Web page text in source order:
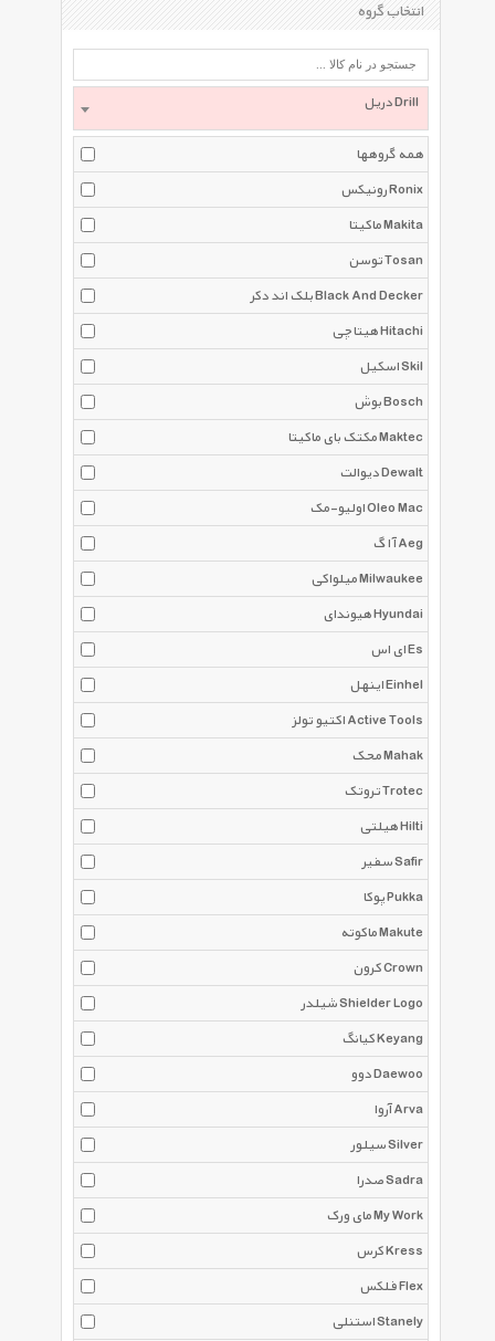
انتخاب گروه
دریل Drill
همه گروهها
رونیکس Ronix
ماکیتا Makita
توسن Tosan
بلک اند دکر Black And Decker
هیتاچی Hitachi
اسکیل Skil
بوش Bosch
مکتک بای ماکیتا Maktec
دیوالت Dewalt
اولیو-مک Oleo Mac
آ ا گ Aeg
میلواکی Milwaukee
هیوندای Hyundai
ای اس Es
اینهل Einhel
اکتیو تولز Active Tools
محک Mahak
تروتک Trotec
هیلتی Hilti
سفیر Safir
پوکا Pukka
ماکوته Makute
کرون Crown
شیلدر Shielder Logo
کیانگ Keyang
دوو Daewoo
آروا Arva
سیلور Silver
صدرا Sadra
مای ورک My Work
کرس Kress
فلکس Flex
استنلی Stanely